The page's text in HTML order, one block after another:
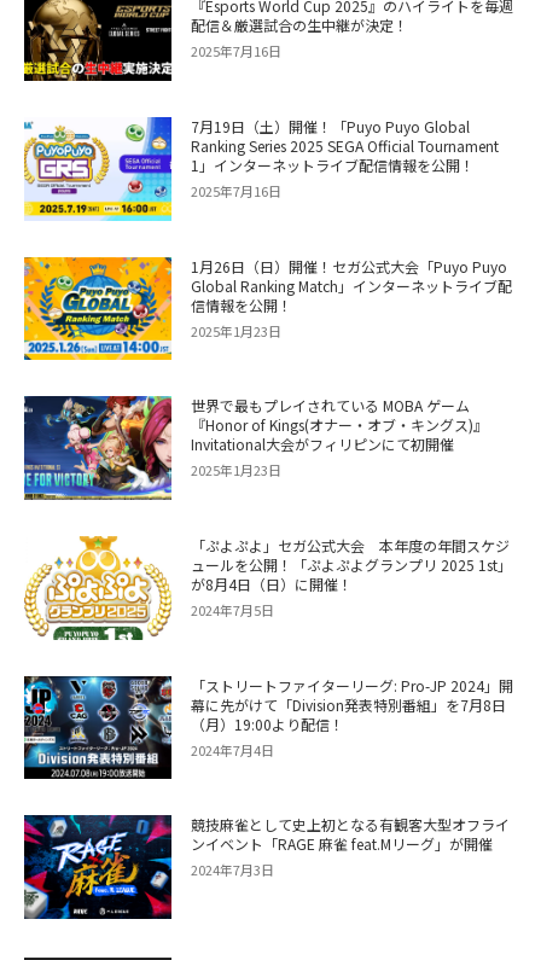
『Esports World Cup 2025』のハイライトを毎週
配信＆厳選試合の生中継が決定！
2025年7月16日
7月19日（土）開催！「Puyo Puyo Global
Ranking Series 2025 SEGA Official Tournament
1」インターネットライブ配信情報を公開！
2025年7月16日
1月26日（日）開催！セガ公式大会「Puyo Puyo
Global Ranking Match」インターネットライブ配
信情報を公開！
2025年1月23日
世界で最もプレイされている MOBA ゲーム
『Honor of Kings(オナー・オブ・キングス)』
Invitational大会がフィリピンにて初開催
2025年1月23日
「ぷよぷよ」セガ公式大会 本年度の年間スケジ
ュールを公開！「ぷよぷよグランプリ 2025 1st」
が8月4日（日）に開催！
2024年7月5日
「ストリートファイターリーグ: Pro-JP 2024」開
幕に先がけて「Division発表特別番組」を7月8日
（月）19:00より配信！
2024年7月4日
競技麻雀として史上初となる有観客大型オフライ
ンイベント「RAGE 麻雀 feat.Mリーグ」が開催
2024年7月3日